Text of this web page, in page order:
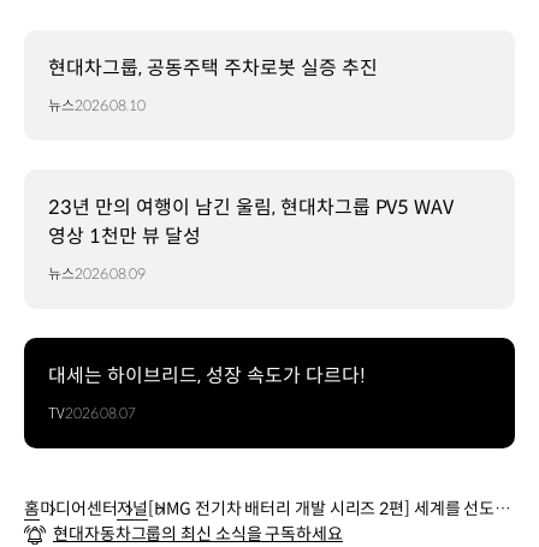
현대차그룹, 공동주택 주차로봇 실증 추진
뉴스2026.08.10
23년 만의 여행이 남긴 울림, 현대차그룹 PV5 WAV
영상 1천만 뷰 달성
뉴스2026.08.09
대세는 하이브리드, 성장 속도가 다르다!
TV2026.08.07
홈미디어센터저널 [HMG 전기차 배터리 개발 시리즈 2편] 세계를 선도하
는 현대자동차그룹 전기차의 비결, BMS
현대자동차그룹의 최신 소식을 구독하세요